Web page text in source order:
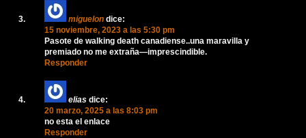
miguelon dice:
15 noviembre, 2023 a las 5:30 pm
Pasote de walking death canadiense..una maravilla y
premiado no me extraña—imprescindible.
Responder
elias dice:
20 marzo, 2025 a las 8:03 pm
no esta el enlace
Responder